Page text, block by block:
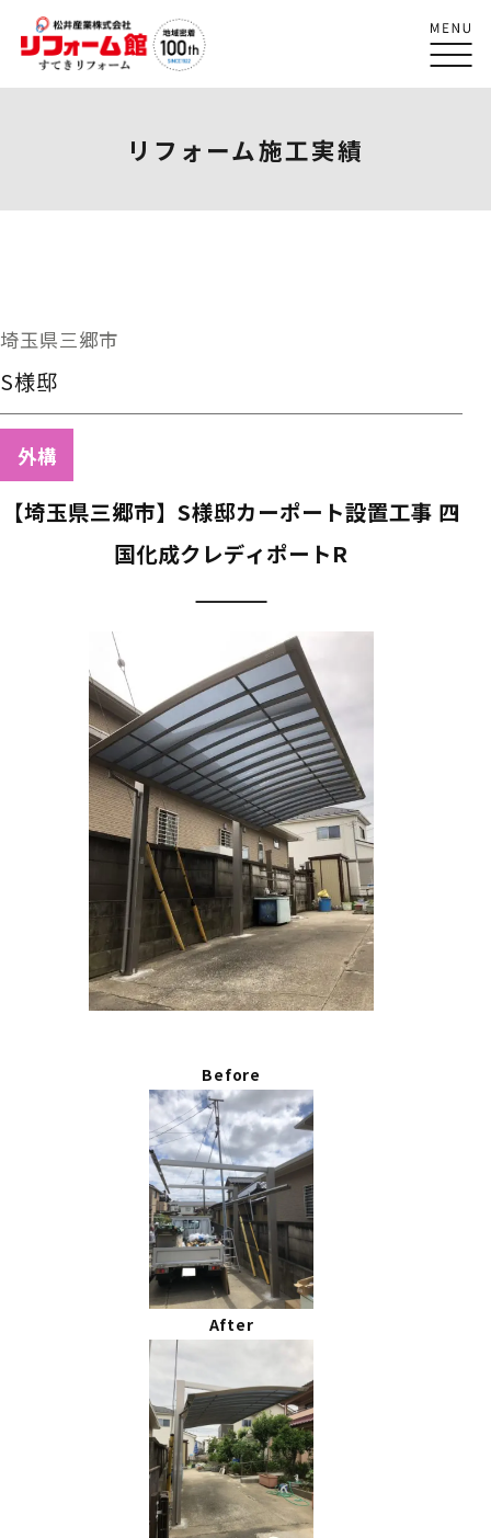
リフォーム施工実績
埼玉県三郷市
S様邸
外構
【埼玉県三郷市】S様邸カーポート設置工事 四
国化成クレディポートR
Before
After